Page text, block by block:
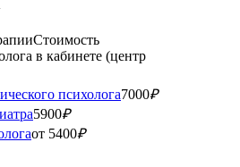
Стоимость
в кабинете (центр
психолога7000₽
5900₽
от 5400₽